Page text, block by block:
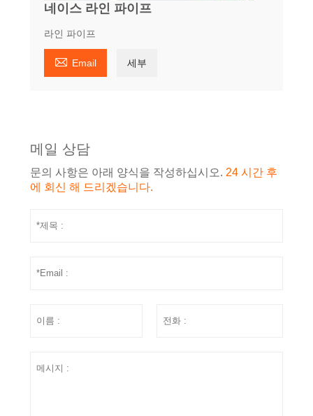
네이스 라인 파이프
라인 파이프
 Email 세부
메일 상담
문의 사항은 아래 양식을 작성하십시오. 24 시간 후
에 회신 해 드리겠습니다.